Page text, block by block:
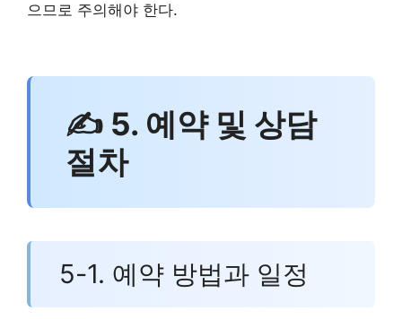
으므로 주의해야 한다.
✍ 5. 예약 및 상담
절차
5-1. 예약 방법과 일정